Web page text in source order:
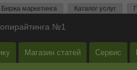
Биржа маркетинга Каталог услуг
№1
Магазин статей Сервис